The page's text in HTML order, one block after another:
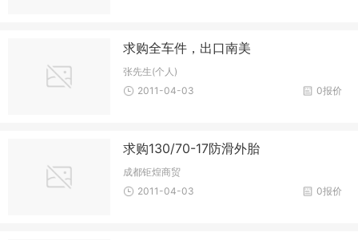
求购全车件，出口南美
张先生(个人)
0报价
2011-04-03
求购130/70-17防滑外胎
成都钜煌商贸
0报价
2011-04-03